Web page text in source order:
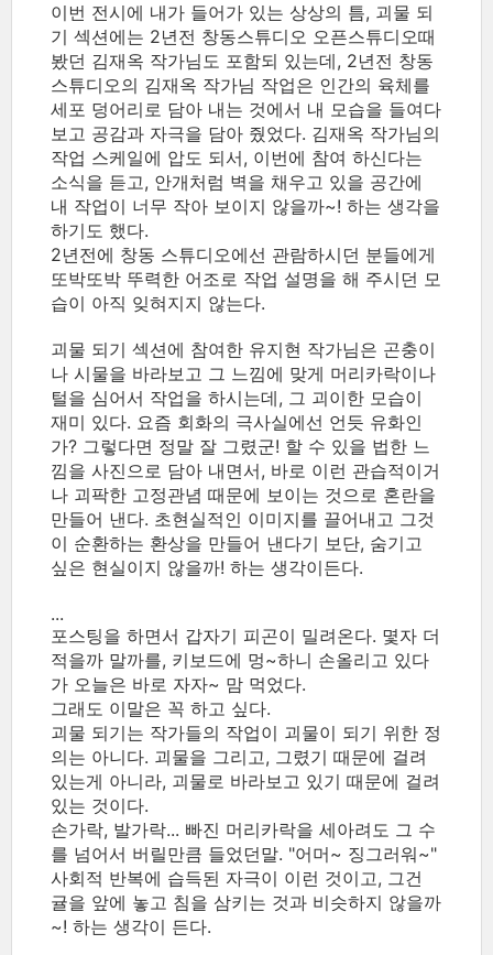
이번 전시에 내가 들어가 있는 상상의 틈, 괴물 되
기 섹션에는 2년전 창동스튜디오 오픈스튜디오때
봤던 김재옥 작가님도 포함되 있는데, 2년전 창동
스튜디오의 김재옥 작가님 작업은 인간의 육체를
세포 덩어리로 담아 내는 것에서 내 모습을 들여다
보고 공감과 자극을 담아 줬었다. 김재옥 작가님의
작업 스케일에 압도 되서, 이번에 참여 하신다는
소식을 듣고, 안개처럼 벽을 채우고 있을 공간에
내 작업이 너무 작아 보이지 않을까~! 하는 생각을
하기도 했다.
2년전에 창동 스튜디오에선 관람하시던 분들에게
또박또박 뚜력한 어조로 작업 설명을 해 주시던 모
습이 아직 잊혀지지 않는다.
괴물 되기 섹션에 참여한 유지현 작가님은 곤충이
나 시물을 바라보고 그 느낌에 맞게 머리카락이나
털을 심어서 작업을 하시는데, 그 괴이한 모습이
재미 있다. 요즘 회화의 극사실에선 언듯 유화인
가? 그렇다면 정말 잘 그렸군! 할 수 있을 법한 느
낌을 사진으로 담아 내면서, 바로 이런 관습적이거
나 괴팍한 고정관념 때문에 보이는 것으로 혼란을
만들어 낸다. 초현실적인 이미지를 끌어내고 그것
이 순환하는 환상을 만들어 낸다기 보단, 숨기고
싶은 현실이지 않을까! 하는 생각이든다.
...
포스팅을 하면서 갑자기 피곤이 밀려온다. 몇자 더
적을까 말까를, 키보드에 멍~하니 손올리고 있다
가 오늘은 바로 자자~ 맘 먹었다.
그래도 이말은 꼭 하고 싶다.
괴물 되기는 작가들의 작업이 괴물이 되기 위한 정
의는 아니다. 괴물을 그리고, 그렸기 때문에 걸려
있는게 아니라, 괴물로 바라보고 있기 때문에 걸려
있는 것이다.
손가락, 발가락... 빠진 머리카락을 세아려도 그 수
를 넘어서 버릴만큼 들었던말. "어머~ 징그러워~"
사회적 반복에 습득된 자극이 이런 것이고, 그건
귤을 앞에 놓고 침을 삼키는 것과 비슷하지 않을까
~! 하는 생각이 든다.